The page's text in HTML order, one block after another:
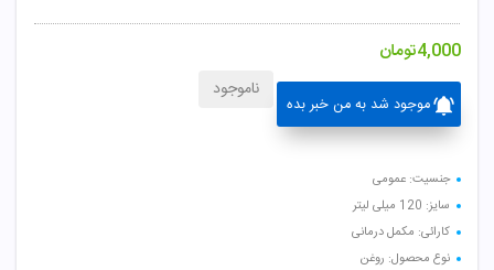
4,000تومان
موجود شد به من خبر بده
ناموجود
جنسیت: عمومی
سایز: 120 میلی لیتر
کارائی: مکمل درمانی
نوع محصول: روغن